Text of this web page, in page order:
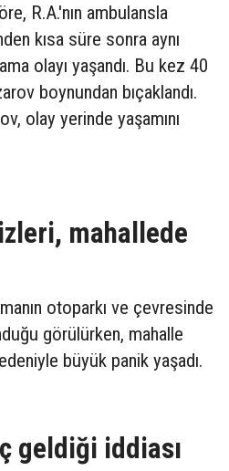
R.A.'nın ambulansla
kısa süre sonra aynı
olayı yaşandı. Bu kez 40
boynundan bıçaklandı.
olay yerinde yaşamını
mahallede
otoparkı ve çevresinde
görülürken, mahalle
büyük panik yaşadı.
geldiği iddiası